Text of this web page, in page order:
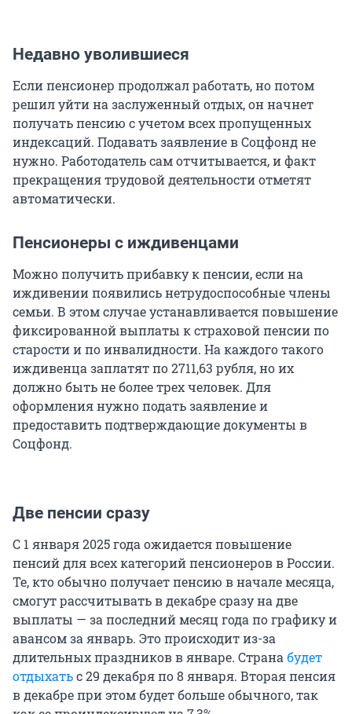
Недавно уволившиеся
Если пенсионер продолжал работать, но потом
решил уйти на заслуженный отдых, он начнет
получать пенсию с учетом всех пропущенных
индексаций. Подавать заявление в Соцфонд не
нужно. Работодатель сам отчитывается, и факт
прекращения трудовой деятельности отметят
автоматически.
Пенсионеры с иждивенцами
Можно получить прибавку к пенсии, если на
иждивении появились нетрудоспособные члены
семьи. В этом случае устанавливается повышение
фиксированной выплаты к страховой пенсии по
старости и по инвалидности. На каждого такого
иждивенца заплатят по 2711,63 рубля, но их
должно быть не более трех человек. Для
оформления нужно подать заявление и
предоставить подтверждающие документы в
Соцфонд.
Две пенсии сразу
С 1 января 2025 года ожидается повышение
пенсий для всех категорий пенсионеров в России.
Те, кто обычно получает пенсию в начале месяца,
смогут рассчитывать в декабре сразу на две
выплаты — за последний месяц года по графику и
авансом за январь. Это происходит из-за
длительных праздников в январе. Страна будет
отдыхатьс 29 декабря по 8 января. Вторая пенсия
в декабре при этом будет больше обычного, так